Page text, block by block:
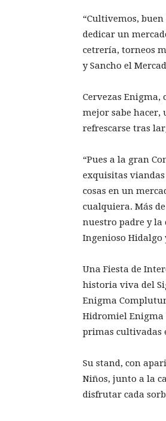
“Cultivemos,
dedicar un
cetrería, torneos
y Sancho el
Cervezas
mejor sabe hacer,
refrescarse tras
“Pues a la gran
exquisitas
cosas en un
cualquiera. Más
nuestro padre y la
Ingenioso Hidalgo
Una Fiesta de
historia viva del
Enigma
Hidromiel Enigma
primas cultivadas
Su stand, con
Niños, junto a la
disfrutar cada